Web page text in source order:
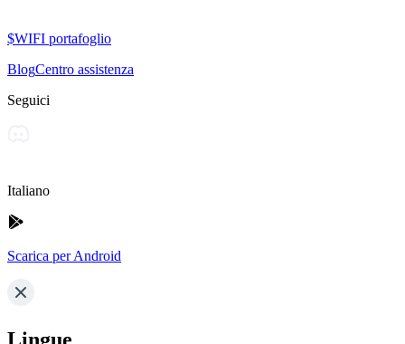
$WIFI portafoglio
BlogCentro assistenza
Seguici
Italiano
Scarica per Android
Lingue